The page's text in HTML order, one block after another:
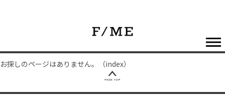
お探しのページはありません。（index）